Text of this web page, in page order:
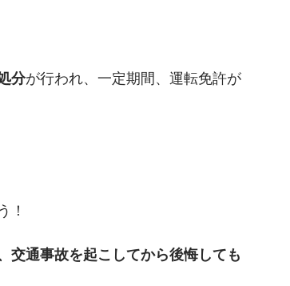
分が行われ、一定期間、運転免許が
！
交通事故を起こしてから後悔しても